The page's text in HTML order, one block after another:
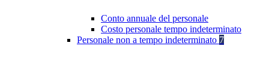
Conto annuale del personale
Costo personale tempo indeterminato
Personale non a tempo indeterminato 7